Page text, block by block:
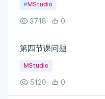
#MStudio
3718 0
第四节课问题
MStudio
5120 0